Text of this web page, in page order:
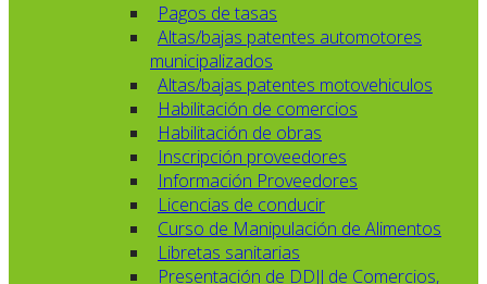
Pagos de tasas
Altas/bajas patentes automotores
municipalizados
Altas/bajas patentes motovehiculos
Habilitación de comercios
Habilitación de obras
Inscripción proveedores
Información Proveedores
Licencias de conducir
Curso de Manipulación de Alimentos
Libretas sanitarias
Presentación de DDJJ de Comercios,